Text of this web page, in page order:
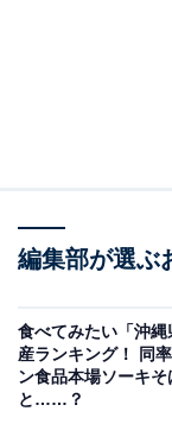
「沖縄のお菓子
い触感が大好き
粉もん系は最高
ど、実際に食べ
編集部が選ぶ
食べてみたい「沖縄
産ランキング！ 同
ン食品本場ソーキそ
と……？